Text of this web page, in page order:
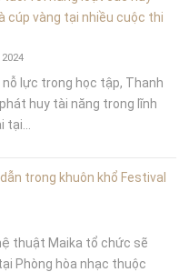
cúp vàng tại nhiều cuộc thi
nỗ lực trong học tập, Thanh
phát huy tài năng trong lĩnh
trong khuôn khổ Festival
thuật Maika tổ chức sẽ
Phòng hòa nhạc thuộc